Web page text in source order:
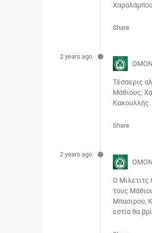
Share
2 years ago
Τέσσερις
Μάθιους,
Κακουλλής.
Share
2 years ago
Ο Μίλετιτς
τους
Μπασιρού,
εστία θα